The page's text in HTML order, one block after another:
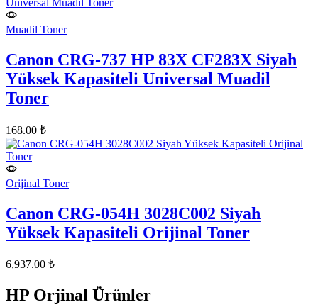
Muadil Toner
Canon CRG-737 HP 83X CF283X Siyah
Yüksek Kapasiteli Universal Muadil
Toner
168.00 ₺
Orijinal Toner
Canon CRG-054H 3028C002 Siyah
Yüksek Kapasiteli Orijinal Toner
6,937.00 ₺
HP Orjinal Ürünler